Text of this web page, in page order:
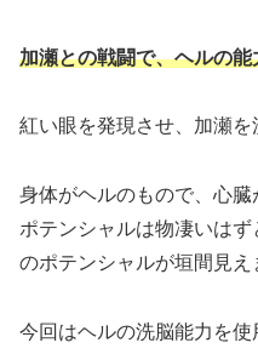
加瀬との戦闘で、ヘルの
紅い眼を発現させ、加瀬を
身体がヘルのもので、心
ポテンシャルは物凄いは
のポテンシャルが垣間見え
今回はヘルの洗脳能力を使